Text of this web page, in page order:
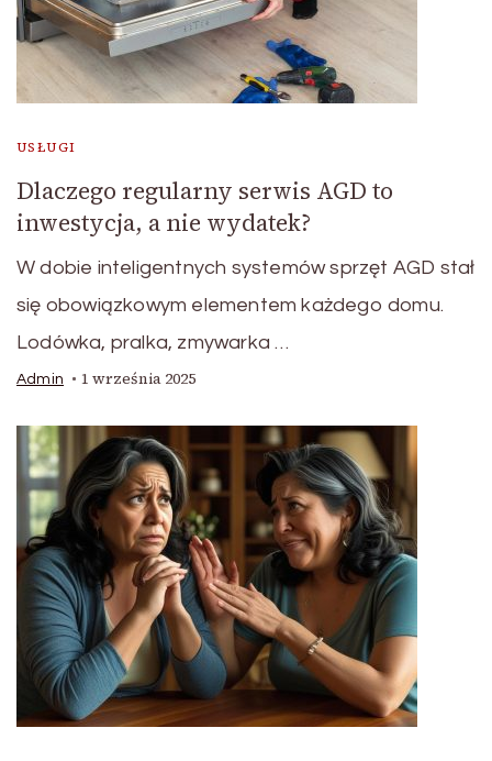
USŁUGI
Dlaczego regularny serwis AGD to
inwestycja, a nie wydatek?
W dobie inteligentnych systemów sprzęt AGD stał
się obowiązkowym elementem każdego domu.
Lodówka, pralka, zmywarka …
Admin 1 września 2025